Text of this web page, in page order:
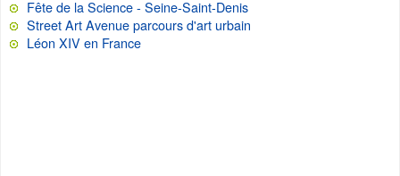
Fête de la Science - Seine-Saint-Denis
Street Art Avenue parcours d'art urbain
Léon XIV en France